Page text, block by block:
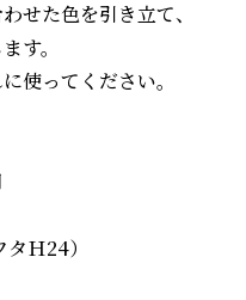
せた色を引き立て、
す。
使ってください。
Ｈ24）